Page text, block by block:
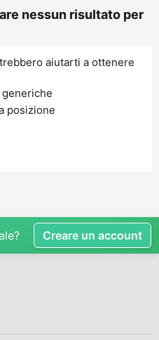
nessun risultato per
aiutarti a ottenere
posizione
Creare un account